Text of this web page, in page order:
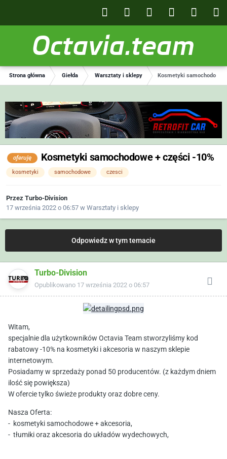
Octavia.team
Strona główna Giełda Warsztaty i sklepy Kosmetyki samochodowe
oferuję Kosmetyki samochodowe + części -10%
kosmetyki samochodowe czesci
Przez Turbo-Division
17 września 2022 o 06:57 w Warsztaty i sklepy
Odpowiedz w tym temacie
Turbo-Division
Opublikowano 17 września 2022 o 06:57
Witam,
specjalnie dla użytkowników Octavia Team stworzyliśmy kod
rabatowy -10% na kosmetyki i akcesoria w naszym sklepie
internetowym.
Posiadamy w sprzedaży ponad 50 producentów. (z każdym dniem
ilość się powiększa)
W ofercie tylko świeże produkty oraz dobre ceny.
Nasza Oferta:
- kosmetyki samochodowe + akcesoria,
- tłumiki oraz akcesoria do układów wydechowych,